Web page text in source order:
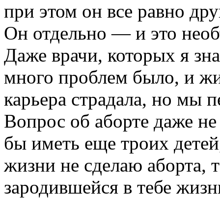
при этом он все равно
Он отдельно — и это
Даже врачи, которых я
много проблем было, и
карьера страдала, но мы
Вопрос об аборте даже
бы иметь еще троих
жизни не сделаю аборта,
зародившейся в тебе